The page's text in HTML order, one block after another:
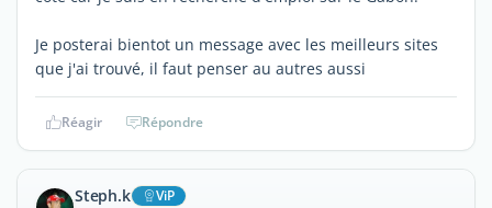
Je posterai bientot un message avec les meilleurs sites
que j'ai trouvé, il faut penser au autres aussi
Réagir Répondre
Steph.k ViP